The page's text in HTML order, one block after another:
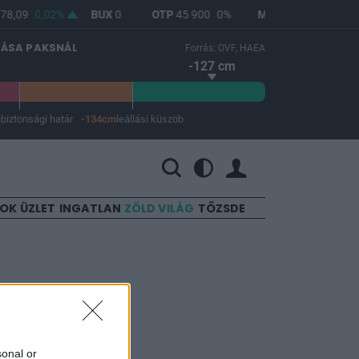
or
0,02% BUX0 OTP45 900 0% MOL
PAKSNÁL Forrás: OVF, HAEA
-127 cm
biztonsági határ -134cm leállási küszöb
ÜZLET INGATLAN ZÖLD VILÁG TŐZSDE